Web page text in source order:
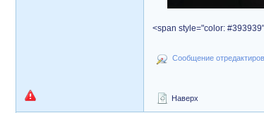
<span style="color:
Сообщение
Наверх